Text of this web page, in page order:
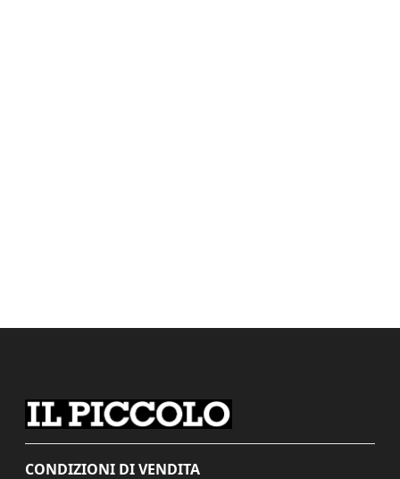
CONDIZIONI DI VENDITA